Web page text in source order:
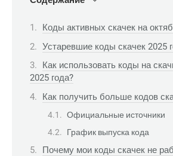
Коды активных скачек на
Устаревшие коды скачек 2025
Как использовать коды на
2025 года?
Как получить больше кодов
Официальные источники
График выпуска кода
Почему мои коды скачек не